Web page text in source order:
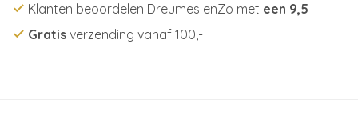
Klanten beoordelen Dreumes enZo met een 9,5
Gratis verzending vanaf 100,-